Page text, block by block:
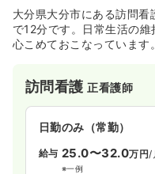
大分県大分市にある訪問
で12分です。日常生活の
心こめておこなっています。
訪問看護正看護師
日勤のみ（常勤）
給与 25.0〜32.0万円/
※一例